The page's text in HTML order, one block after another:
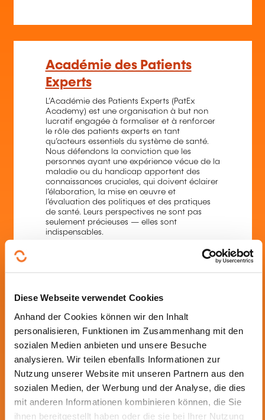
Diese Webseite verwendet Cookies
Anhand der Cookies können wir den Inhalt
personalisieren, Funktionen im Zusammenhang mit den
sozialen Medien anbieten und unsere Besuche
analysieren. Wir teilen ebenfalls Informationen zur
Nutzung unserer Website mit unseren Partnern aus den
sozialen Medien, der Werbung und der Analyse, die dies
mit anderen Informationen kombinieren können, die Sie
ihnen bereitgestellt haben oder die sie bei Ihrer Nutzung
Académie des Patients
Experts
L’Académie des Patients Experts (PatEx
Academy) est une organisation à but non
lucratif engagée à formaliser et à renforcer
le rôle des patients experts en tant
qu’acteurs essentiels du système de santé.
Nous défendons la conviction que les
personnes ayant une expérience vécue de la
maladie ou du handicap apportent des
connaissances cruciales, qui doivent éclairer
l’élaboration, la mise en œuvre et
l’évaluation des politiques et des pratiques
de santé. Leurs perspectives ne sont pas
seulement précieuses — elles sont
indispensables.
Agréé par l'arrêté ministériel du 15 mai 2025
Humanressourcen
Humanwissenschaften Information
Persönliche und beru... Psychologie
Sekretariat Assisten... Sozialer Bereich
Überwachung, Managem...
Unternehmensleitung